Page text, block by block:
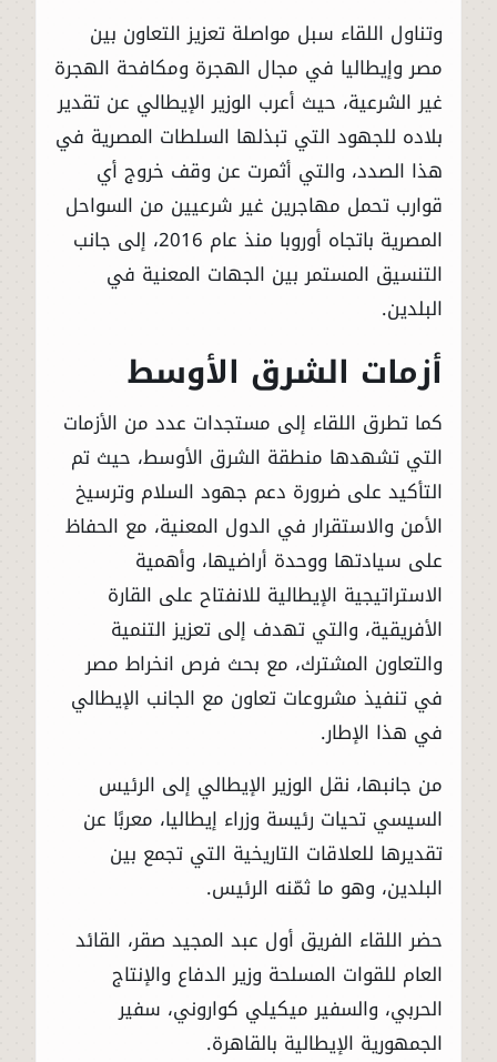
وتناول اللقاء سبل مواصلة تعزيز التعاون بين
مصر وإيطاليا في مجال الهجرة ومكافحة الهجرة
غير الشرعية، حيث أعرب الوزير الإيطالي عن تقدير
بلاده للجهود التي تبذلها السلطات المصرية في
هذا الصدد، والتي أثمرت عن وقف خروج أي
قوارب تحمل مهاجرين غير شرعيين من السواحل
المصرية باتجاه أوروبا منذ عام 2016، إلى جانب
التنسيق المستمر بين الجهات المعنية في
البلدين.
أزمات الشرق الأوسط
كما تطرق اللقاء إلى مستجدات عدد من الأزمات
التي تشهدها منطقة الشرق الأوسط، حيث تم
التأكيد على ضرورة دعم جهود السلام وترسيخ
الأمن والاستقرار في الدول المعنية، مع الحفاظ
على سيادتها ووحدة أراضيها، وأهمية
الاستراتيجية الإيطالية للانفتاح على القارة
الأفريقية، والتي تهدف إلى تعزيز التنمية
والتعاون المشترك، مع بحث فرص انخراط مصر
في تنفيذ مشروعات تعاون مع الجانب الإيطالي
في هذا الإطار.
من جانبها، نقل الوزير الإيطالي إلى الرئيس
السيسي تحيات رئيسة وزراء إيطاليا، معربًا عن
تقديرها للعلاقات التاريخية التي تجمع بين
البلدين، وهو ما ثمّنه الرئيس.
حضر اللقاء الفريق أول عبد المجيد صقر، القائد
العام للقوات المسلحة وزير الدفاع والإنتاج
الحربي، والسفير ميكيلي كواروني، سفير
الجمهورية الإيطالية بالقاهرة.